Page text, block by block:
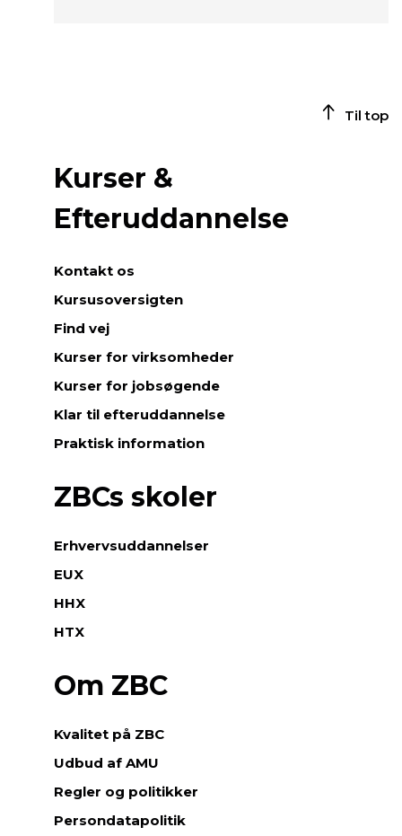
Til top
Kurser &
Efteruddannelse
Kontakt os
Kursusoversigten
Find vej
Kurser for virksomheder
Kurser for jobsøgende
Klar til efteruddannelse
Praktisk information
ZBCs skoler
Erhvervsuddannelser
EUX
HHX
HTX
Om ZBC
Kvalitet på ZBC
Udbud af AMU
Regler og politikker
Persondatapolitik